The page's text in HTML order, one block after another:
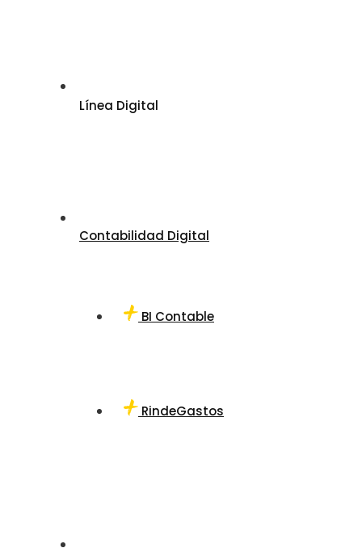
Línea Digital
Contabilidad Digital
BI Contable
RindeGastos